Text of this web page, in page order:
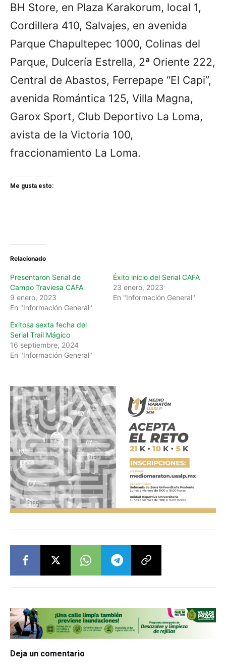
BH Store, en Plaza Karakorum, local 1,
Cordillera 410, Salvajes, en avenida
Parque Chapultepec 1000, Colinas del
Parque, Dulcería Estrella, 2ª Oriente 222,
Central de Abastos, Ferrepape “El Capi”,
avenida Romántica 125, Villa Magna,
Garox Sport, Club Deportivo La Loma,
avista de la Victoria 100,
fraccionamiento La Loma.
Me gusta esto:
Relacionado
Presentaron Serial de
Campo Traviesa CAFA
9 enero, 2023
En "Información General"
Éxito inicio del Serial CAFA
23 enero, 2023
En "Información General"
Exitosa sexta fecha del
Serial Trail Mágico
16 septiembre, 2024
En "Información General"
Deja un comentario